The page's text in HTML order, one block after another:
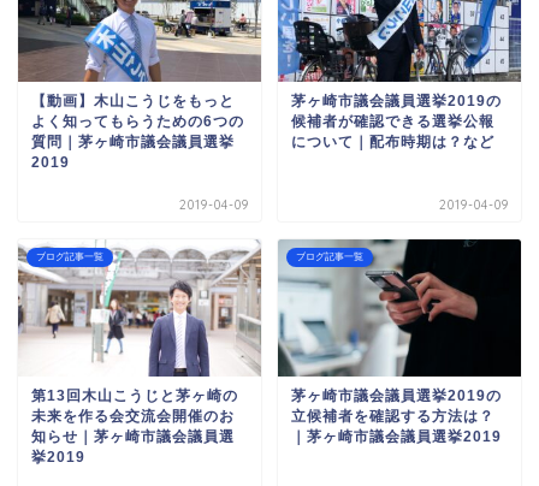
【動画】木山こうじをもっと
よく知ってもらうための6つの
質問｜茅ヶ崎市議会議員選挙
2019
2019-04-09
茅ヶ崎市議会議員選挙2019の
候補者が確認できる選挙公報
について｜配布時期は？など
2019-04-09
ブログ記事一覧
第13回木山こうじと茅ヶ崎の
未来を作る会交流会開催のお
知らせ｜茅ヶ崎市議会議員選
挙2019
ブログ記事一覧
茅ヶ崎市議会議員選挙2019の
立候補者を確認する方法は？
｜茅ヶ崎市議会議員選挙2019